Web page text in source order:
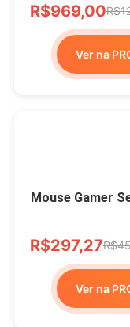
R$969,00
Ver na
Mouse Gamer
R$297,27
Ver na